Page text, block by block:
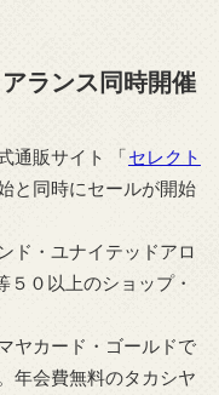
ランス同時開催
通販サイト 「セレクト
と同時にセールが開始
ド・ユナイテッドアロ
５０以上のショップ・
ヤカード・ゴールドで
年会費無料のタカシヤ